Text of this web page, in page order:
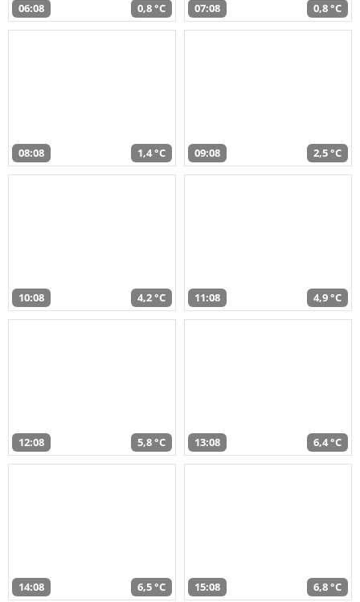
06:08 0,8 °C 07:08 0,8 °C
08:08 1,4 °C 09:08 2,5 °C
10:08 4,2 °C 11:08 4,9 °C
12:08 5,8 °C 13:08 6,4 °C
14:08 6,5 °C 15:08 6,8 °C